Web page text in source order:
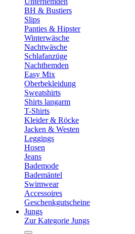
BH & Bustiers
Slips
Panties & Hipster
Winterwäsche
Nachtwäsche
Schlafanzüge
Nachthemden
Easy Mix
Oberbekleidung
Sweatshirts
Shirts langarm
T-Shirts
Kleider & Röcke
Jacken & Westen
Leggings
Hosen
Jeans
Bademode
Bademäntel
Swimwear
Accessoires
Geschenkgutscheine
Jungs
Zur Kategorie Jungs